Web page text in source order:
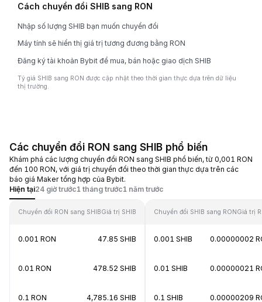
Cách chuyển đổi SHIB sang RON
Nhập số lượng SHIB bạn muốn chuyển đổi
Máy tính sẽ hiển thị giá trị tương đương bằng RON
Đăng ký tài khoản Bybit để mua, bán hoặc giao dịch SHIB
Tỷ giá SHIB sang RON được cập nhật theo thời gian thực dựa trên dữ liệu
thị trường.
Các chuyển đổi RON sang SHIB phổ biến
Khám phá các lượng chuyển đổi RON sang SHIB phổ biến, từ 0,001 RON
đến 100 RON, với giá trị chuyển đổi theo thời gian thực dựa trên các
báo giá Maker tổng hợp của Bybit.
Hiện tại24 giờ trước1 tháng trước1 năm trước
Chuyển đổi RON sang SHIBGiá trị SHIB
0.001 RON 47.85 SHIB
0.01 RON 478.52 SHIB
0.1 RON 4,785.16 SHIB
Chuyển đổi SHIB sang RONGiá trị
0.001 SHIB 0.00000002
0.01 SHIB 0.00000021
0.1 SHIB 0.00000209